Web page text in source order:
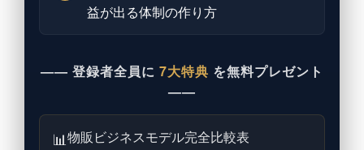
益が出る体制の作り方
—— 登録者全員に 7大特典 を無料プレゼント
——
📊物販ビジネスモデル完全比較表